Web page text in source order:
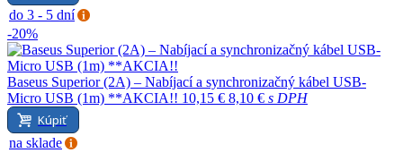
do 3 - 5 dní
-20%
Baseus Superior (2A) – Nabíjací a synchronizačný kábel USB-
Micro USB (1m) **AKCIA!! 10,15 € 8,10 € s DPH
Kúpiť
na sklade